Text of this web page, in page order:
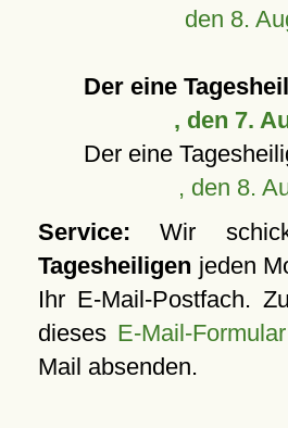
den 8.
Der eine
, den 7.
Der eine
, den 8.
Service: Wir
Tagesheiligen jeden
Ihr E-Mail-Postfach.
dieses E-Mail-Formular
Mail absenden.